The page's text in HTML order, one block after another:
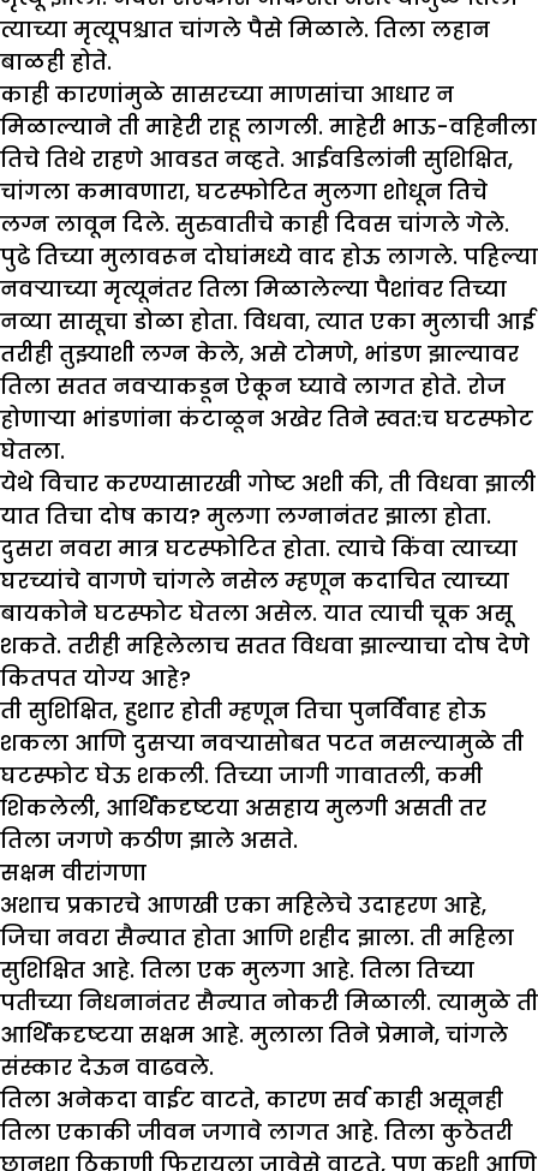
त्याच्या मृत्यूपश्चात चांगले पैसे मिळाले. तिला लहान
बाळही होते.
काही कारणांमुळे सासरच्या माणसांचा आधार न
मिळाल्याने ती माहेरी राहू लागली. माहेरी भाऊ-वहिनीला
तिचे तिथे राहणे आवडत नव्हते. आईवडिलांनी सुशिक्षित,
चांगला कमावणारा, घटस्फोटित मुलगा शोधून तिचे
लग्न लावून दिले. सुरुवातीचे काही दिवस चांगले गेले.
पुढे तिच्या मुलावरून दोघांमध्ये वाद होऊ लागले. पहिल्या
नवऱ्याच्या मृत्यूनंतर तिला मिळालेल्या पैशांवर तिच्या
नव्या सासूचा डोळा होता. विधवा, त्यात एका मुलाची आई
तरीही तुझ्याशी लग्न केले, असे टोमणे, भांडण झाल्यावर
तिला सतत नवऱ्याकडून ऐकून घ्यावे लागत होते. रोज
होणाऱ्या भांडणांना कंटाळून अखेर तिने स्वत:च घटस्फोट
घेतला.
येथे विचार करण्यासारखी गोष्ट अशी की, ती विधवा झाली
यात तिचा दोष काय? मुलगा लग्नानंतर झाला होता.
दुसरा नवरा मात्र घटस्फोटित होता. त्याचे किंवा त्याच्या
घरच्यांचे वागणे चांगले नसेल म्हणून कदाचित त्याच्या
बायकोने घटस्फोट घेतला असेल. यात त्याची चूक असू
शकते. तरीही महिलेलाच सतत विधवा झाल्याचा दोष देणे
कितपत योग्य आहे?
ती सुशिक्षित, हुशार होती म्हणून तिचा पुनर्विवाह होऊ
शकला आणि दुसऱ्या नवऱ्यासोबत पटत नसल्यामुळे ती
घटस्फोट घेऊ शकली. तिच्या जागी गावातली, कमी
शिकलेली, आर्थिकदृष्टया असहाय मुलगी असती तर
तिला जगणे कठीण झाले असते.
सक्षम वीरांगणा
अशाच प्रकारचे आणखी एका महिलेचे उदाहरण आहे,
जिचा नवरा सैन्यात होता आणि शहीद झाला. ती महिला
सुशिक्षित आहे. तिला एक मुलगा आहे. तिला तिच्या
पतीच्या निधनानंतर सैन्यात नोकरी मिळाली. त्यामुळे ती
आर्थिकदृष्टया सक्षम आहे. मुलाला तिने प्रेमाने, चांगले
संस्कार देऊन वाढवले.
तिला अनेकदा वाईट वाटते, कारण सर्व काही असूनही
तिला एकाकी जीवन जगावे लागत आहे. तिला कुठेतरी
छानशा ठिकाणी फिरायला जावेसे वाटते, पण कशी आणि